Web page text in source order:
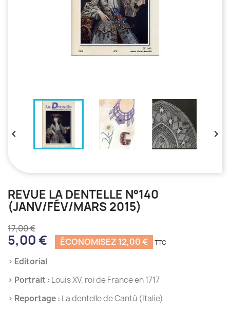
 
REVUE LA DENTELLE N°140
(JANV/FÉV/MARS 2015)
17,00 €
5,00 € ÉCONOMISEZ 12,00 €
› Editorial
› Portrait : Louis XV, roi de France en 1717
› Reportage : La dentelle de Cantù (Italie)